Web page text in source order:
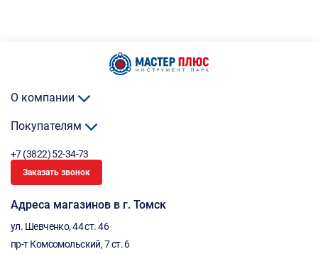
О компании
Покупателям
+7 (3822) 52-34-73
Заказать звонок
Адреса магазинов в г. Томск
ул. Шевченко, 44 ст. 46
пр-т Комсомольский, 7 ст. 6